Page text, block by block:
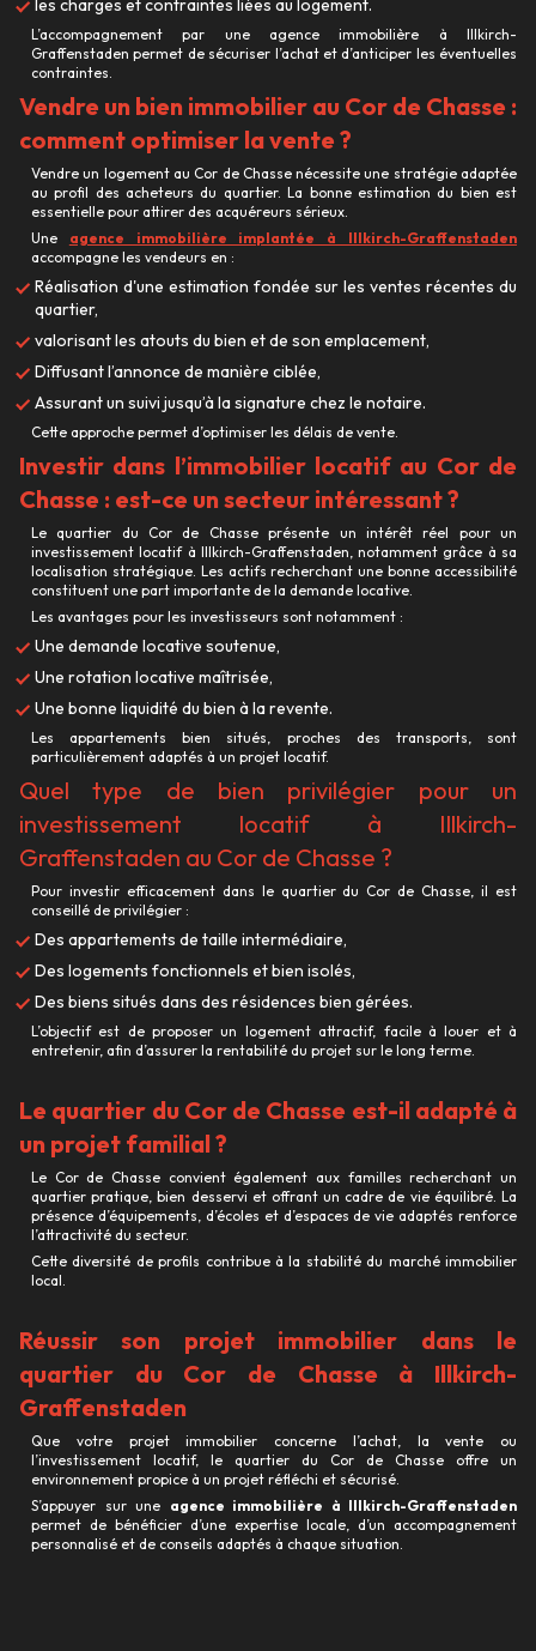
les charges et contraintes liées au logement.
L’accompagnement par une agence immobilière à Illkirch-
Graffenstaden permet de sécuriser l’achat et d’anticiper les éventuelles
contraintes.
Vendre un bien immobilier au Cor de Chasse :
comment optimiser la vente ?
Vendre un logement au Cor de Chasse nécessite une stratégie adaptée
au profil des acheteurs du quartier. La bonne estimation du bien est
essentielle pour attirer des acquéreurs sérieux.
Une
agence immobilière implantée à Illkirch-Graffenstaden
accompagne les vendeurs en :
Réalisation d'une estimation fondée sur les ventes récentes du
quartier,
valorisant les atouts du bien et de son emplacement,
Diffusant l’annonce de manière ciblée,
Assurant un suivi jusqu’à la signature chez le notaire.
Cette approche permet d’optimiser les délais de vente.
Investir dans l’immobilier locatif au Cor de
Chasse : est-ce un secteur intéressant ?
Le quartier du Cor de Chasse présente un intérêt réel pour un
investissement locatif à Illkirch-Graffenstaden, notamment grâce à sa
localisation stratégique. Les actifs recherchant une bonne accessibilité
constituent une part importante de la demande locative.
Les avantages pour les investisseurs sont notamment :
Une demande locative soutenue,
Une rotation locative maîtrisée,
Une bonne liquidité du bien à la revente.
Les appartements bien situés, proches des transports, sont
particulièrement adaptés à un projet locatif.
Quel type de bien privilégier pour un
investissement locatif à Illkirch-
Graffenstaden au Cor de Chasse ?
Pour investir efficacement dans le quartier du Cor de Chasse, il est
conseillé de privilégier :
Des appartements de taille intermédiaire,
Des logements fonctionnels et bien isolés,
Des biens situés dans des résidences bien gérées.
L’objectif est de proposer un logement attractif, facile à louer et à
entretenir, afin d’assurer la rentabilité du projet sur le long terme.
Le quartier du Cor de Chasse est-il adapté à
un projet familial ?
Le Cor de Chasse convient également aux familles recherchant un
quartier pratique, bien desservi et offrant un cadre de vie équilibré. La
présence d’équipements, d’écoles et d’espaces de vie adaptés renforce
l’attractivité du secteur.
Cette diversité de profils contribue à la stabilité du marché immobilier
local.
Réussir son projet immobilier dans le
quartier du Cor de Chasse à Illkirch-
Graffenstaden
Que votre projet immobilier concerne l’achat, la vente ou
l’investissement locatif, le quartier du Cor de Chasse offre un
environnement propice à un projet réfléchi et sécurisé.
S’appuyer sur une agence immobilière à Illkirch-Graffenstaden
permet de bénéficier d’une expertise locale, d’un accompagnement
personnalisé et de conseils adaptés à chaque situation.